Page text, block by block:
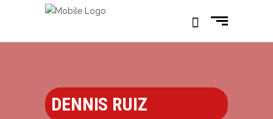
DENNIS RUIZ